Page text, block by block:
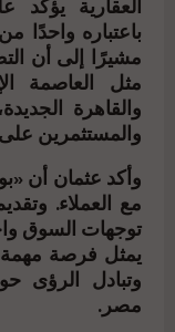
العقارية
باعتباره واحدًا
مشيرًا إلى أن
مثل العاصمة
والقاهرة
والمستثمرين
وأكد عثمان أن
مع العملاء.
توجهات السوق
يمثل فرصة
وتبادل الرؤى
مصر.